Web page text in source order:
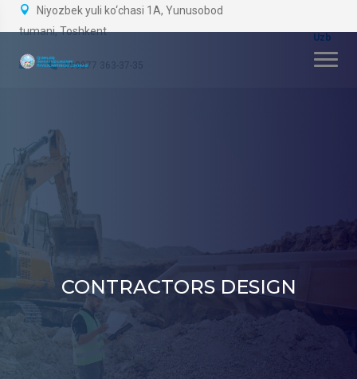
Niyozbek yuli ko‘chasi 1A, Yunusobod
tumani, Toshkent
+99877 363-37-35
CONTRACTORS DESIGN